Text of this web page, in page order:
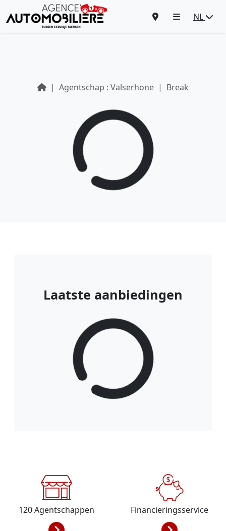
NL
Agentschap : Valserhone Break
Laatste aanbiedingen
120Agentschappen Financieringsservice